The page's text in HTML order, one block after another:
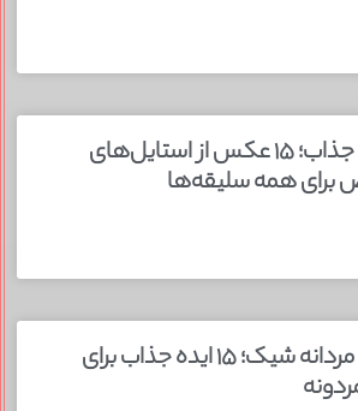
سرهمی شیک جذاب؛ ۱۵ عکس از استایل‌های
همه سلیقه‌ها
انگشتر سنگی مردانه شیک؛ ۱۵ ایده جذاب برای